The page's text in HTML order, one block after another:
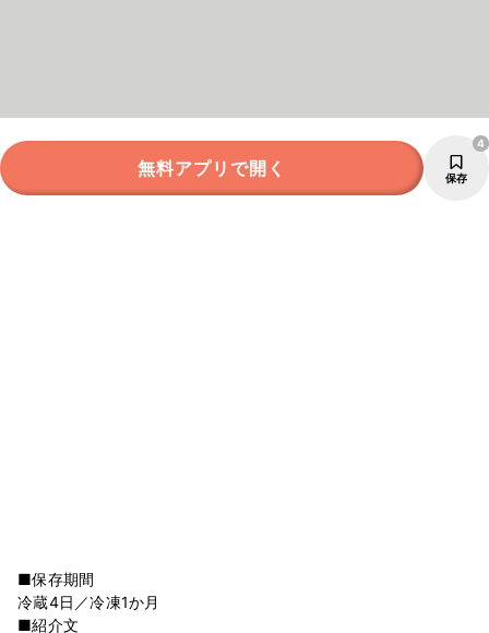
無料アプリで開く 保存
4
■保存期間
冷蔵4日／冷凍1か月
■紹介文